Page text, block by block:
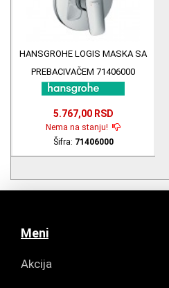
HANSGROHE LOGIS MASKA SA
PREBACIVAČEM 71406000
5.767,00 RSD
Nema na stanju!
Šifra: 71406000
Meni
Akcija